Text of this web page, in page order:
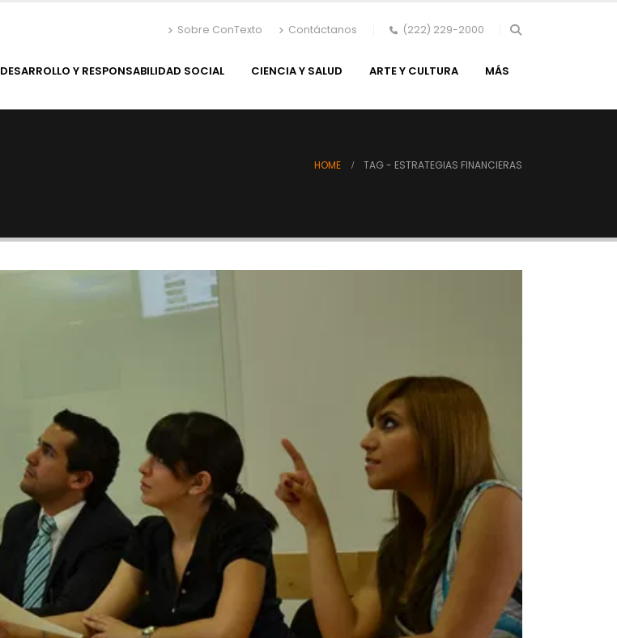
Sobre ConTexto Contáctanos (222) 229-2000
DESARROLLO Y RESPONSABILIDAD SOCIAL CIENCIA Y SALUD ARTE Y CULTURA MÁS
HOME TAG - ESTRATEGIAS FINANCIERAS